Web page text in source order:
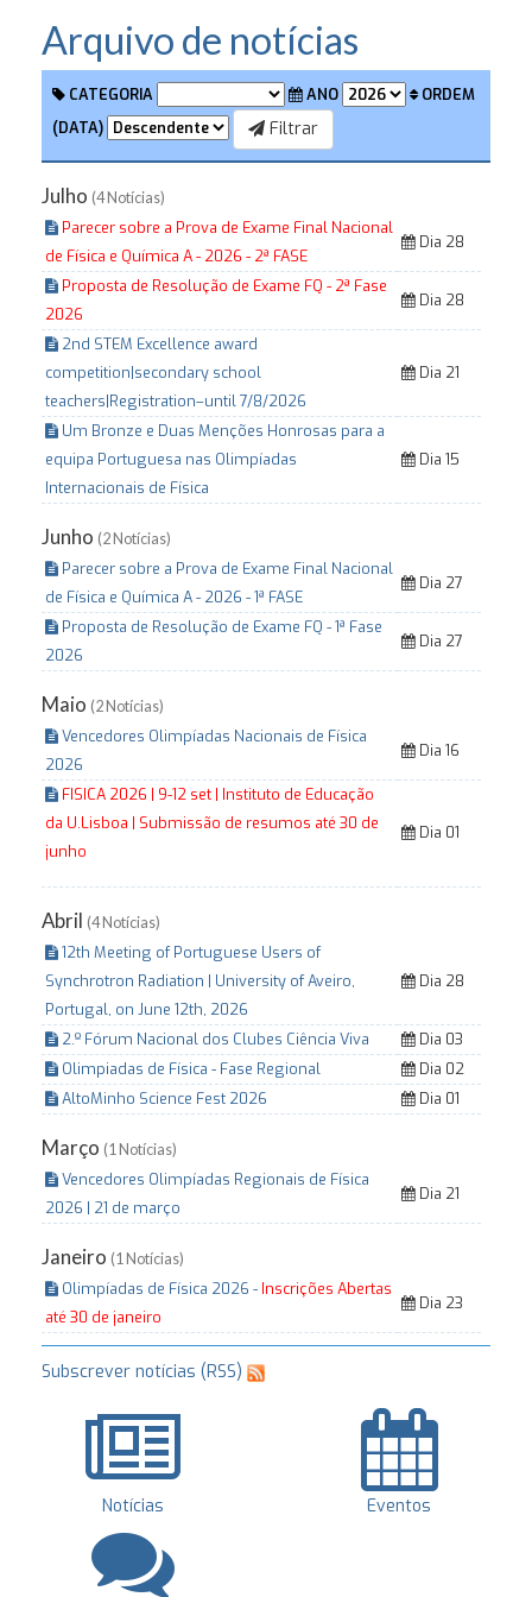
Arquivo de notícias
CATEGORIA ANO
ORDEM
(DATA)
Filtrar
Julho (4 Notícias)
Parecer sobre a Prova de Exame Final Nacional
de Física e Química A - 2026 - 2ª FASE
Dia 28
Proposta de Resolução de Exame FQ - 2ª Fase
2026
Dia 28
2nd STEM Excellence award
competition|secondary school
teachers|Registration–until 7/8/2026
Dia 21
Um Bronze e Duas Menções Honrosas para a
equipa Portuguesa nas Olimpíadas
Internacionais de Física
Dia 15
Junho (2 Notícias)
Parecer sobre a Prova de Exame Final Nacional
de Física e Química A - 2026 - 1ª FASE
Dia 27
Proposta de Resolução de Exame FQ - 1ª Fase
2026
Dia 27
Maio (2 Notícias)
Vencedores Olimpíadas Nacionais de Física
2026
Dia 16
FISICA 2026 | 9-12 set | Instituto de Educação
da U.Lisboa | Submissão de resumos até 30 de
junho
Dia 01
Abril (4 Notícias)
12th Meeting of Portuguese Users of
Synchrotron Radiation | University of Aveiro,
Portugal, on June 12th, 2026
Dia 28
2.º Fórum Nacional dos Clubes Ciência Viva
Dia 03
Olimpiadas de Física - Fase Regional
Dia 02
AltoMinho Science Fest 2026
Dia 01
Março (1 Notícias)
Vencedores Olimpíadas Regionais de Física
2026 | 21 de março
Dia 21
Janeiro (1 Notícias)
Olimpíadas de Física 2026 - Inscrições Abertas
até 30 de janeiro
Dia 23
Subscrever notícias (RSS)
Notícias Eventos